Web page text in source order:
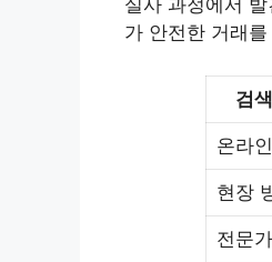
실사 과정에서
가 안전한 거래
검
온라
현장
전문